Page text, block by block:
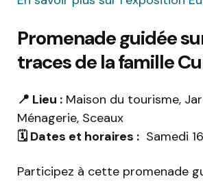
Promenade guidée
traces de la famille
📍 Lieu : Maison du tourisme,
Ménagerie, Sceaux
🗓️ Dates et horaires : Samedi
Participez à cette promenade